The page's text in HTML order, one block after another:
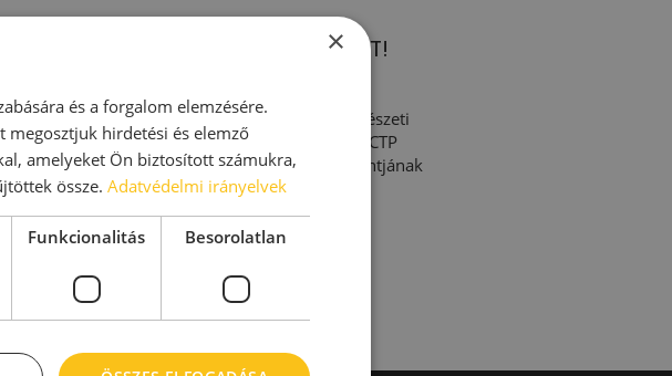
ART WALL - by ARC - FESS 1 NAGYOT!
fejeződött be Közép-Európa legnagyobb művészeti
4880 négyzetméteren Biatorbágyon, amely a CTP
Hungary Kft. biatorbágyi logisztikai központjának
díszíti.
8
×
és a forgalom elemzésére.
hirdetési és elemző
amelyeket Ön biztosított számukra,
össze. Adatvédelmi irányelvek
Funkcionalitás Besorolatlan